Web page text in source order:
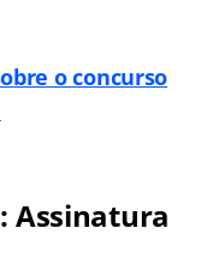
o concurso
Assinatura